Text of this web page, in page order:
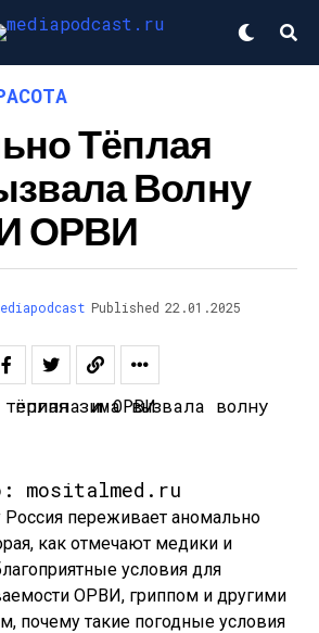
Тёплая
Волну
ОРВИ
Published 22.01.2025
mositalmed.ru
переживает аномально
как отмечают медики и
условия для
ОРВИ, гриппом и другими
почему такие погодные условия